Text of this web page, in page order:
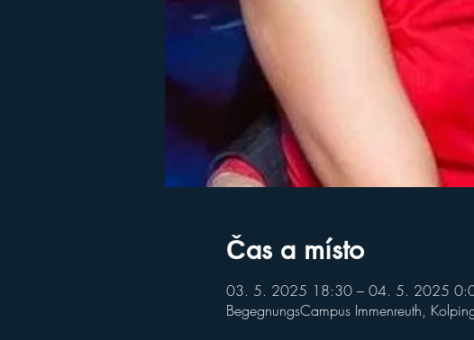
Čas a místo
03. 5. 2025 18:30 – 04. 5. 2025
BegegnungsCampus Immenreuth,